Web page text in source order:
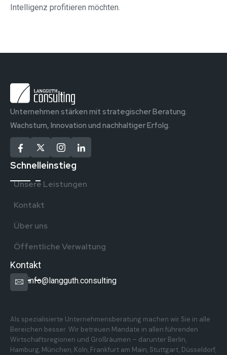
Intelligenz profitieren möchten.
Unternehmen stärken mit strategischer Beratung.
Wachstum, Innovation und nachhaltiger Erfolg.
Schnelleinstieg
Unsere Leistungen
Kontakt
Über uns
Öffentliche Verwaltung
Kontakt
info@langguth.consulting
Als spezialisierte Unternehmensberatung machen wir Sie in alle
Bereichen besser. Wir betreuen Mandate in allen führenden
Wirtschaftsregionen und Großräumen – darunter Berlin,
Hamburg, München, Köln, Frankfurt am Main, Stuttgart, Düsseldorf,